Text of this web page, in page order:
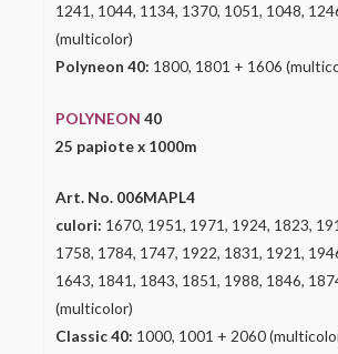
1241, 1044, 1134, 1370, 1051, 1048,
(multicolor)
Polyneon 40: 1800, 1801 + 1606
POLYNEON 40
25 papiote x 1000m
Art. No. 006MAPL4
culori: 1670, 1951, 1971, 1924, 1823,
1758, 1784, 1747, 1922, 1831, 1921,
1643, 1841, 1843, 1851, 1988, 1846,
(multicolor)
Classic 40: 1000, 1001 + 2060